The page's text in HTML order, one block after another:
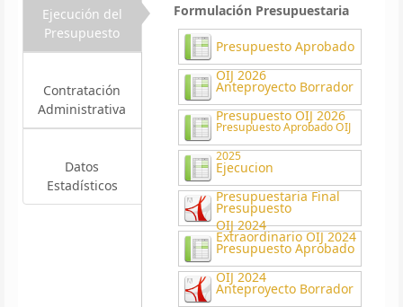
Ejecución del
Presupuesto
Contratación
Administrativa
Datos
Estadísticos
Formulación Presupuestaria
Presupuesto Aprobado
OIJ 2026
Anteproyecto Borrador
Presupuesto OIJ 2026
Presupuesto Aprobado OIJ
2025
Ejecucion
Presupuestaria Final
OIJ 2024
Presupuesto
Extraordinario OIJ 2024
Presupuesto Aprobado
OIJ 2024
Anteproyecto Borrador